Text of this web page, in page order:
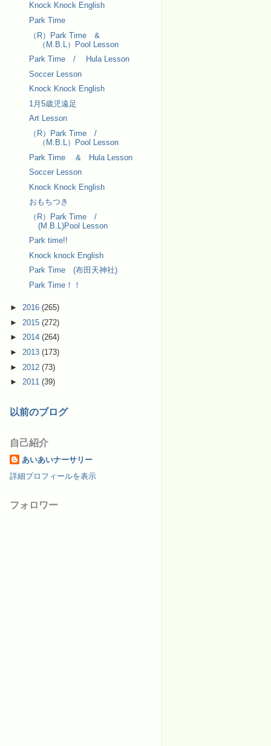
Knock Knock English
Park Time
（R）Park Time &
（M.B.L）Pool Lesson
Park Time / Hula Lesson
Soccer Lesson
Knock Knock English
1月5歳児遠足
Art Lesson
（R）Park Time /
（M.B.L）Pool Lesson
Park Time & Hula Lesson
Soccer Lesson
Knock Knock English
おもちつき
（R）Park Time /
(M.B.L)Pool Lesson
Park time!!
Knock knock English
Park Time (布田天神社)
Park Time！！
► 2016 (265)
► 2015 (272)
► 2014 (264)
► 2013 (173)
► 2012 (73)
► 2011 (39)
以前のブログ
自己紹介
あいあいナーサリー
詳細プロフィールを表示
フォロワー